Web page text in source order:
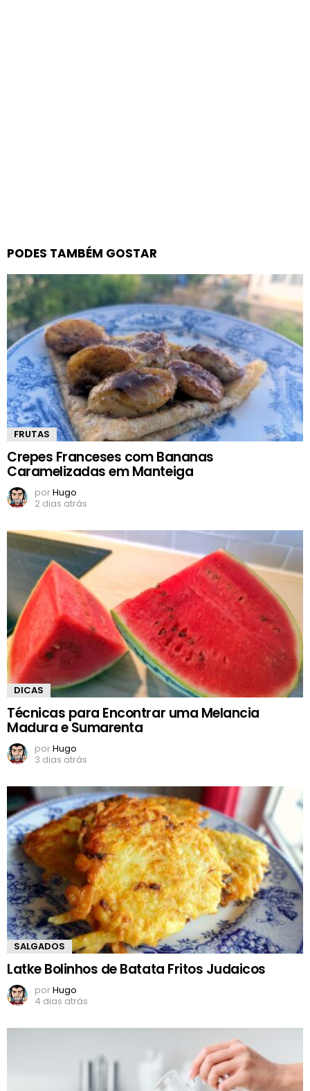
PODES TAMBÉM GOSTAR
FRUTAS
Crepes Franceses com Bananas
Caramelizadas em Manteiga
porHugo
2 dias atrás
DICAS
Técnicas para Encontrar uma Melancia
Madura e Sumarenta
porHugo
3 dias atrás
SALGADOS
Latke Bolinhos de Batata Fritos Judaicos
porHugo
4 dias atrás